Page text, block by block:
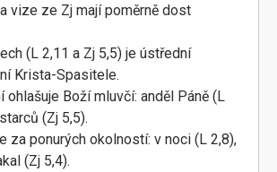
vize ze Zj mají poměrně dost
(L 2,11 a Zj 5,5) je ústřední
Krista-Spasitele.
Boží mluvčí: anděl Páně (L
(Zj 5,5).
za ponurých okolností: v noci (L 2,8),
(Zj 5,4).